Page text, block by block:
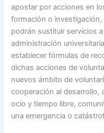
apostar por acciones en
formación o
podrán sustituir servicios
administración
establecer fórmulas de
dichas acciones de
nuevos ámbito de
cooperación al desarrollo,
ocio y tiempo libre,
una emergencia o